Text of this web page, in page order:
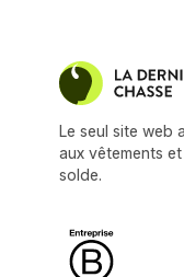
Le seul site web
aux vêtements
solde.